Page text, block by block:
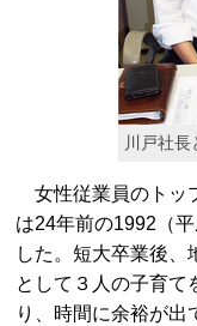
川戸社
女性従業員のトッ
は24年前の1992（
した。短大卒業後、
として３人の子育て
り、時間に余裕が出